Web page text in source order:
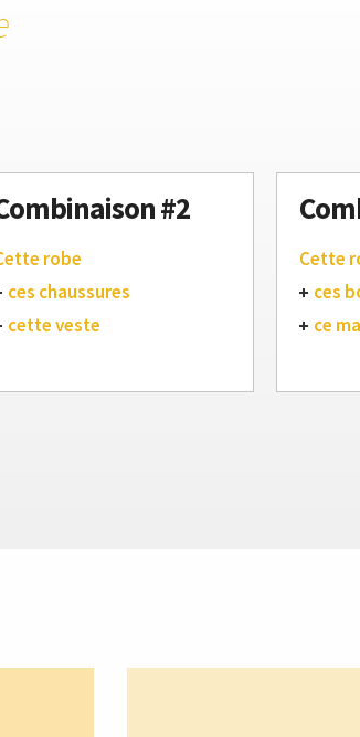
#2
robe
ces chaussures
cette veste
Cette
ces
ce